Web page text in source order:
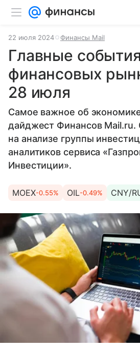
22 июля 2024 Финансы Mail
Главные события
финансовых
28 июля
Самое важное об
дайджест Финансов Mail.ru.
на анализе группы
аналитиков сервиса
Инвестиции».
MOEX-0.55% OIL-0.49% CNY/